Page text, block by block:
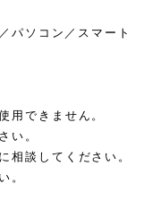
パソコン／スマート
用できません。
い。
相談してください。
。